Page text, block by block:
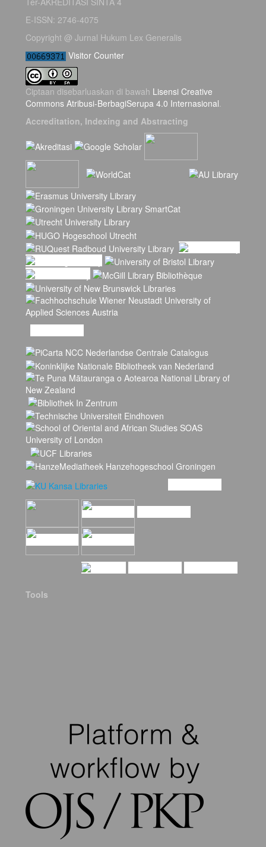
E-ISSN: 2746-4075
Copyright @ Jurnal Hukum Lex Generalis
Visitor Counter
Ciptaan disebarluaskan di bawah Lisensi Creative
Commons Atribusi-BerbagiSerupa 4.0 Internasional.
Accreditation, Indexing and Abstracting
Tools